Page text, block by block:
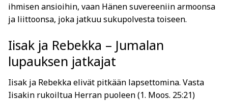
ihmisen ansioihin, vaan Hänen suvereeniin armoonsa
ja liittoonsa, joka jatkuu sukupolvesta toiseen.
Iisak ja Rebekka – Jumalan
lupauksen jatkajat
Iisak ja Rebekka elivät pitkään lapsettomina. Vasta
Iisakin rukoiltua Herran puoleen (1. Moos. 25:21)